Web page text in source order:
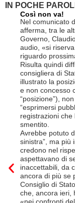
IN POCHE
Così non va!
Nel comunicato
afferma, tra le
Governo,
audio, «si
riguardo
Risulta quindi
consigliera di
illustrato la
e non concesso
“posizione”),
“esprimersi
registrazioni
smentito.
Avrebbe potuto
sinistra”, ma più
credono nel
aspettavano di
inaccettabili, da
ancora di più se
Consiglio di
che, ancora ieri,
«nei confronti